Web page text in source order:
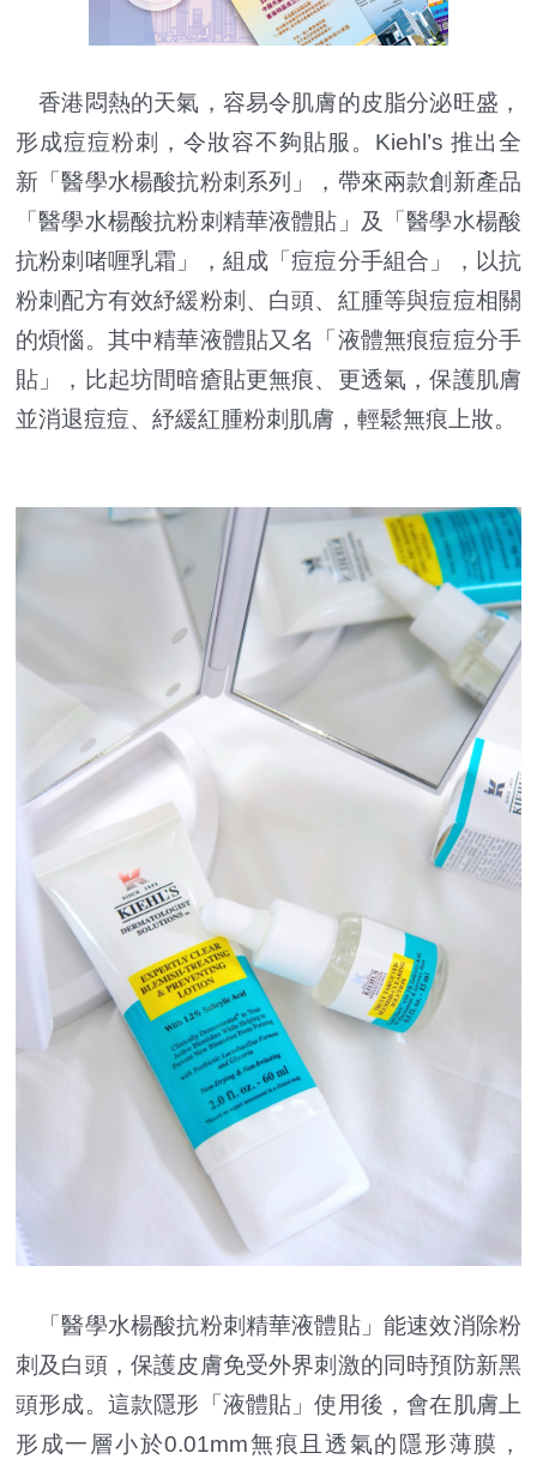
香港悶熱的天氣，容易令肌膚的皮脂分泌旺盛，
形成痘痘粉刺，令妝容不夠貼服。Kiehl’s 推出全
新「醫學水楊酸抗粉刺系列」，帶來兩款創新產品
「醫學水楊酸抗粉刺精華液體貼」及「醫學水楊酸
抗粉刺啫喱乳霜」，組成「痘痘分手組合」，以抗
粉刺配方有效紓緩粉刺、白頭、紅腫等與痘痘相關
的煩惱。其中精華液體貼又名「液體無痕痘痘分手
貼」，比起坊間暗瘡貼更無痕、更透氣，保護肌膚
並消退痘痘、紓緩紅腫粉刺肌膚，輕鬆無痕上妝。
「醫學水楊酸抗粉刺精華液體貼」能速效消除粉
刺及白頭，保護皮膚免受外界刺激的同時預防新黑
頭形成。這款隱形「液體貼」使用後，會在肌膚上
形成一層小於0.01mm無痕且透氣的隱形薄膜，